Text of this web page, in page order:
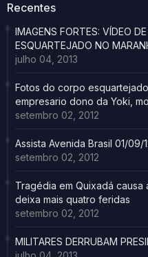
Recentes
IMAGENS FORTES: VÍDEO
ESQUARTEJADO NO
julho 04, 2013
Fotos do corpo
empresario dono da Yoki,
setembro 02, 2012
Assista Avenida Brasil 01/09/
setembro 02, 2012
Tragédia em Quixadá
deixa mais quatro feridas
setembro 02, 2012
MILITARES DERRUBAM